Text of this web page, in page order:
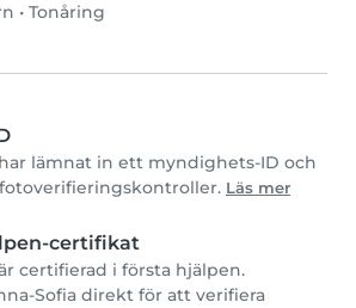
• Tonåring
lämnat in ett myndighets-ID och
Läs mer
certifikat
certifierad i första hjälpen.
Sofia direkt för att verifiera